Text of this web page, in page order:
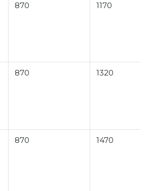
870 1170
870 1320
870 1470